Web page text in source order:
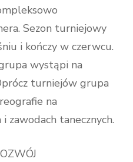
Sezon turniejowy
i kończy w czerwcu.
wystąpi na
turniejów grupa
na
zawodach tanecznych.